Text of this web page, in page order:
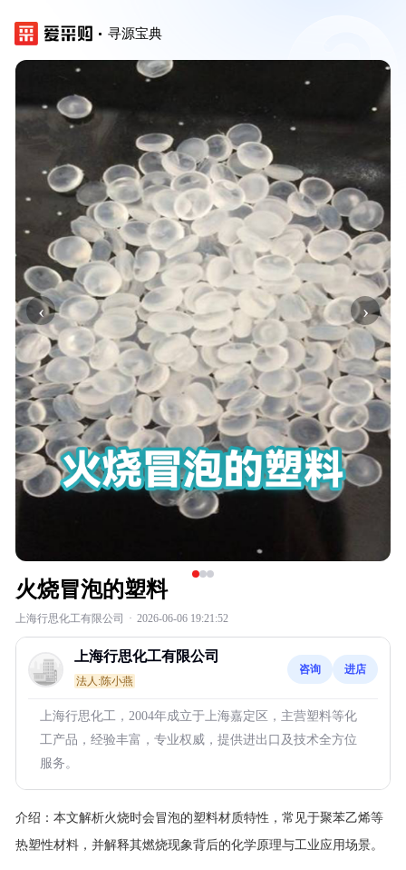
寻源宝典
‹ ›
火烧冒泡的塑料
上海行思化工有限公司 · 2026-06-06 19:21:52
上海行思化工有限公司
法人:陈小燕
咨询 进店
上海行思化工，2004年成立于上海嘉定区，主营塑料等化
工产品，经验丰富，专业权威，提供进出口及技术全方位
服务。
介绍： 本文解析火烧时会冒泡的塑料材质特性，常见于聚苯乙烯等
热塑性材料，并解释其燃烧现象背后的化学原理与工业应用场景。